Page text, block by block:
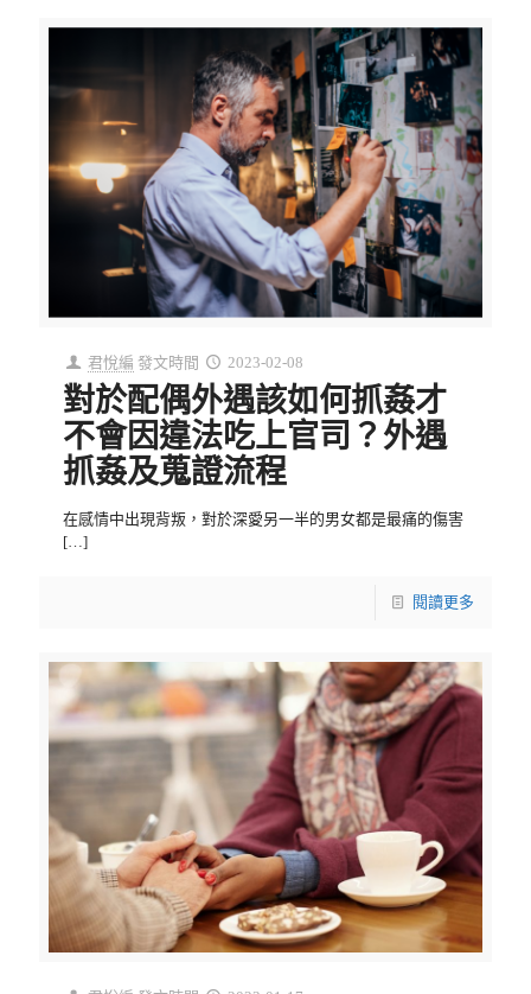
君悅編 發文時間 2023-02-08
對於配偶外遇該如何抓姦才
不會因違法吃上官司？外遇
抓姦及蒐證流程
在感情中出現背叛，對於深愛另一半的男女都是最痛的傷害
[…]
閱讀更多